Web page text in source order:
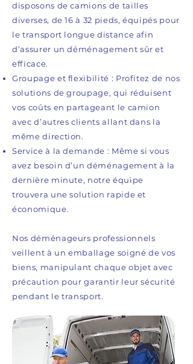
disposons de camions de tailles
diverses, de 16 à 32 pieds, équipés pour
le transport longue distance afin
d’assurer un déménagement sûr et
efficace.
Groupage et flexibilité : Profitez de nos
solutions de groupage, qui réduisent
vos coûts en partageant le camion
avec d’autres clients allant dans la
même direction.
Service à la demande : Même si vous
avez besoin d’un déménagement à la
dernière minute, notre équipe
trouvera une solution rapide et
économique.
Nos déménageurs professionnels
veillent à un emballage soigné de vos
biens, manipulant chaque objet avec
précaution pour garantir leur sécurité
pendant le transport.